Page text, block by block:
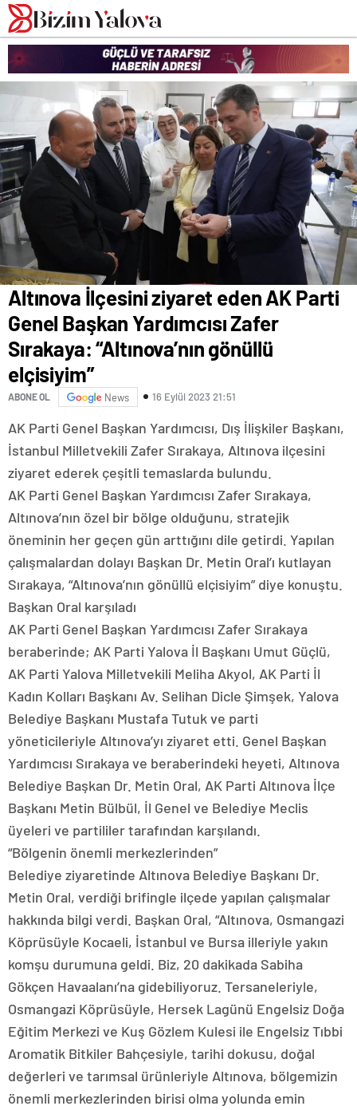
romabet
romabet
romabet
deneme
bonusu
veren
siteler
Altınova İlçesini ziyaret eden AK Parti
Genel Başkan Yardımcısı Zafer
Sırakaya: “Altınova’nın gönüllü
elçisiyim”
ABONE OL News 16 Eylül 2023 21:51
AK Parti Genel Başkan Yardımcısı, Dış İlişkiler Başkanı,
İstanbul Milletvekili Zafer Sırakaya, Altınova ilçesini
ziyaret ederek çeşitli temaslarda bulundu.
AK Parti Genel Başkan Yardımcısı Zafer Sırakaya,
Altınova’nın özel bir bölge olduğunu, stratejik
öneminin her geçen gün arttığını dile getirdi. Yapılan
çalışmalardan dolayı Başkan Dr. Metin Oral’ı kutlayan
Sırakaya, “Altınova’nın gönüllü elçisiyim” diye konuştu.
Başkan Oral karşıladı
AK Parti Genel Başkan Yardımcısı Zafer Sırakaya
beraberinde; AK Parti Yalova İl Başkanı Umut Güçlü,
AK Parti Yalova Milletvekili Meliha Akyol, AK Parti İl
Kadın Kolları Başkanı Av. Selihan Dicle Şimşek, Yalova
Belediye Başkanı Mustafa Tutuk ve parti
yöneticileriyle Altınova’yı ziyaret etti. Genel Başkan
Yardımcısı Sırakaya ve beraberindeki heyeti, Altınova
Belediye Başkan Dr. Metin Oral, AK Parti Altınova İlçe
Başkanı Metin Bülbül, İl Genel ve Belediye Meclis
üyeleri ve partililer tarafından karşılandı.
“Bölgenin önemli merkezlerinden”
Belediye ziyaretinde Altınova Belediye Başkanı Dr.
Metin Oral, verdiği brifingle ilçede yapılan çalışmalar
hakkında bilgi verdi. Başkan Oral, “Altınova, Osmangazi
Köprüsüyle Kocaeli, İstanbul ve Bursa illeriyle yakın
komşu durumuna geldi. Biz, 20 dakikada Sabiha
Gökçen Havaalanı’na gidebiliyoruz. Tersaneleriyle,
Osmangazi Köprüsüyle, Hersek Lagünü Engelsiz Doğa
Eğitim Merkezi ve Kuş Gözlem Kulesi ile Engelsiz Tıbbi
Aromatik Bitkiler Bahçesiyle, tarihi dokusu, doğal
değerleri ve tarımsal ürünleriyle Altınova, bölgemizin
önemli merkezlerinden birisi olma yolunda emin